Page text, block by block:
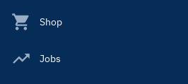
Shop
Jobs